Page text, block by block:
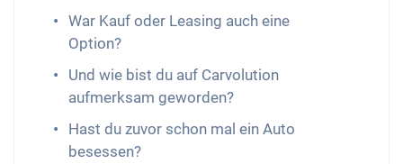
War Kauf oder Leasing auch eine
Option?
Und wie bist du auf Carvolution
aufmerksam geworden?
Hast du zuvor schon mal ein Auto
besessen?